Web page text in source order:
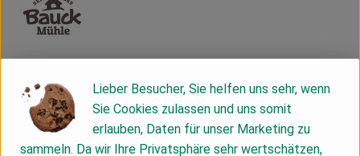
D 29571 Rosche
Die Bauck GmbH wurde 1969 gegründet, um Bio- und
Demeter-Erzeugnisse der Region zu vermarkten. Noch heute
Lieber Besucher, Sie helfen uns sehr, wenn
Sie Cookies zulassen und uns somit
erlauben, Daten für unser Marketing zu
sammeln. Da wir Ihre Privatsphäre sehr wertschätzen,